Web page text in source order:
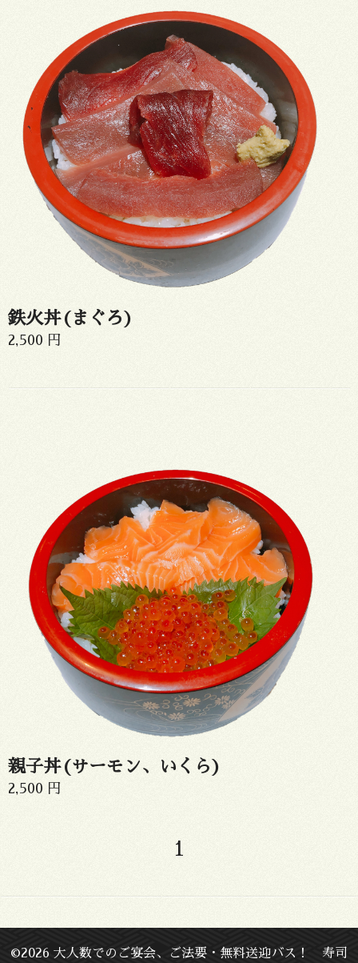
鉄火丼(まぐろ)
2,500 円
親子丼(サーモン、いくら)
2,500 円
1
©2026 大人数でのご宴会、ご法要・無料送迎バス！ 寿司